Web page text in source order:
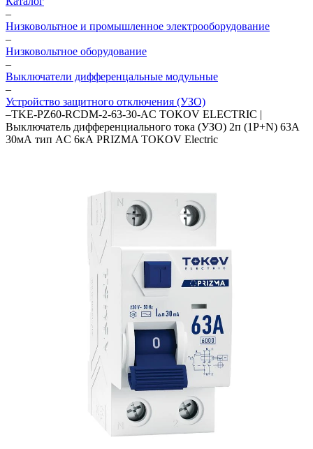
–
Низковольтное и промышленное электрооборудование
–
Низковольтное оборудование
–
Выключатели дифференцальные модульные
–
Устройство защитного отключения (УЗО)
–TKE-PZ60-RCDM-2-63-30-AC TOKOV ELECTRIC |
Выключатель дифференциального тока (УЗО) 2п (1P+N) 63А
30мА тип AC 6кА PRIZMA TOKOV Electric